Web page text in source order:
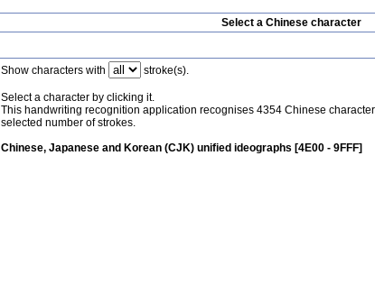
Select a Chinese character
Show characters with stroke(s).
Select a character by clicking it.
This handwriting recognition application recognises 4354 Chinese
selected number of strokes.
Chinese, Japanese and Korean (CJK) unified ideographs [4E00 - 9FFF]